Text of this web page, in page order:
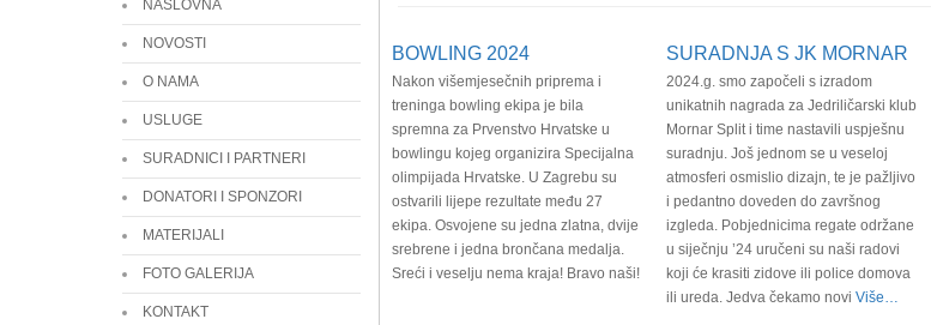
BOWLING 2024
Nakon višemjesečnih priprema i
treninga bowling ekipa je bila
spremna za Prvenstvo Hrvatske u
bowlingu kojeg organizira Specijalna
olimpijada Hrvatske. U Zagrebu su
ostvarili lijepe rezultate među 27
ekipa. Osvojene su jedna zlatna, dvije
srebrene i jedna brončana medalja.
Sreći i veselju nema kraja! Bravo naši!
SURADNJA S JK MORNAR
2024.g. smo započeli s izradom
unikatnih nagrada za Jedriličarski klub
Mornar Split i time nastavili uspješnu
suradnju. Još jednom se u veseloj
atmosferi osmislio dizajn, te je pažljivo
i pedantno doveden do završnog
izgleda. Pobjednicima regate održane
u siječnju ’24 uručeni su naši radovi
koji će krasiti zidove ili police domova
ili ureda. Jedva čekamo novi Više…
NASLOVNA
NOVOSTI
O NAMA
USLUGE
SURADNICI I PARTNERI
DONATORI I SPONZORI
MATERIJALI
FOTO GALERIJA
KONTAKT